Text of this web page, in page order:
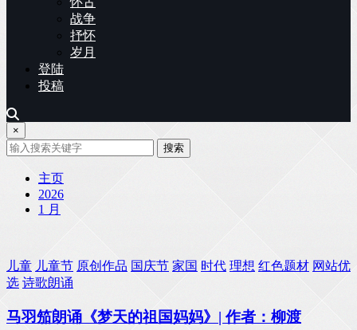
战争
抒怀
岁月
登陆
投稿
×
搜索
主页
2026
1 月
儿童 儿童节 原创作品 国庆节 家国 时代 理想 红色题材 网站优
选 诗歌朗诵
马羽笳朗诵《梦天的祖国妈妈》| 作者：柳渡